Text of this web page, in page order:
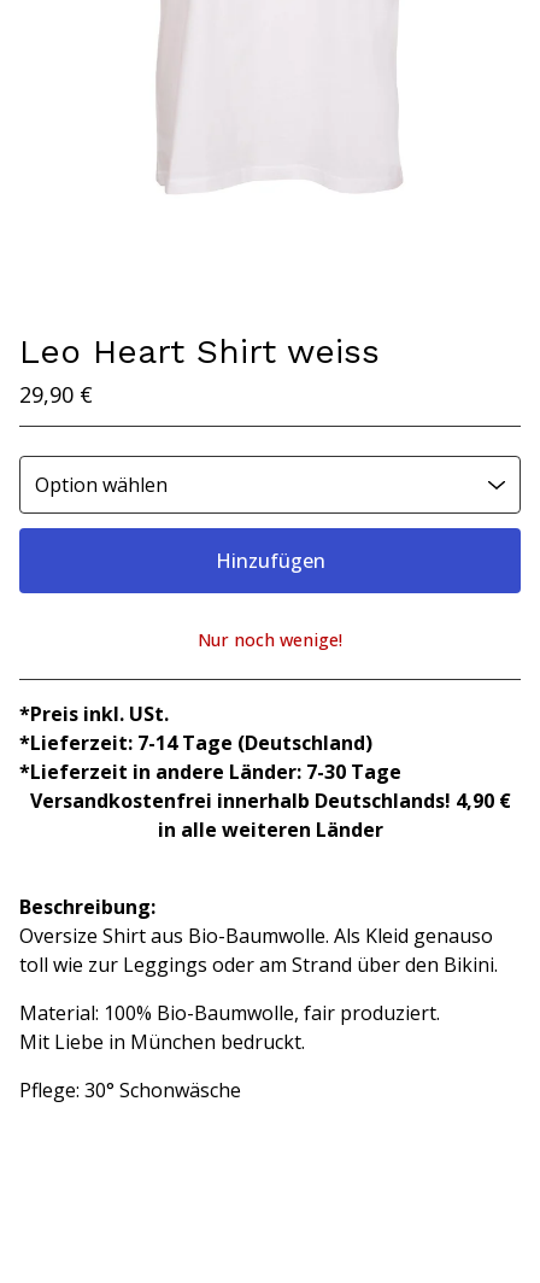
Leo Heart Shirt weiss
29,90 €
Hinzufügen
Warenkorb ansehen
Nur noch wenige!
*Preis inkl. USt.
*Lieferzeit: 7-14 Tage (Deutschland)
*Lieferzeit in andere Länder: 7-30 Tage
Versandkostenfrei innerhalb Deutschlands! 4,90 €
in alle weiteren Länder
Beschreibung:
Oversize Shirt aus Bio-Baumwolle. Als Kleid genauso
toll wie zur Leggings oder am Strand über den Bikini.
Material: 100% Bio-Baumwolle, fair produziert.
Mit Liebe in München bedruckt.
Pflege: 30° Schonwäsche